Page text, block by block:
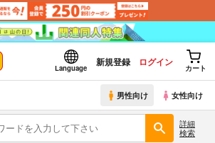
Language
新規登録 ログイン
カート
男性向け 女性向け
詳細
検索